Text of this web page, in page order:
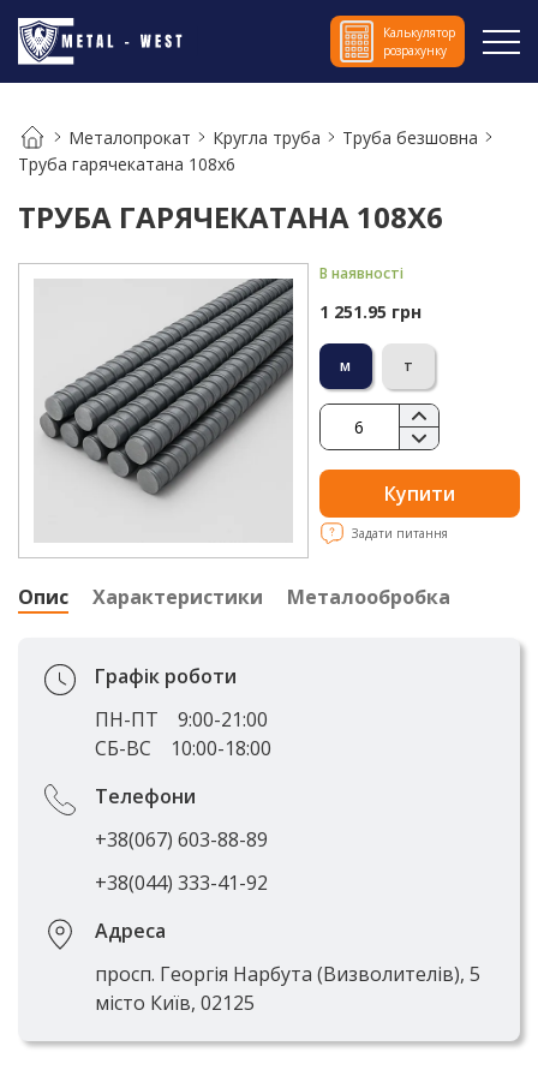
Калькулятор
розрахунку
Металопрокат Кругла труба
Труба безшовна
Труба гарячекатана 108х6
ТРУБА ГАРЯЧЕКАТАНА 108Х6
В наявності
1 251.95 грн
м т
Купити
Задати питання
Опис Характеристики Металообробка
Графік роботи
ПН-ПТ
9:00-21:00
СБ-ВС
10:00-18:00
Телефони
+38(067) 603-88-89
+38(044) 333-41-92
Адреса
просп. Георгія Нарбута (Визволителів), 5
місто Київ, 02125